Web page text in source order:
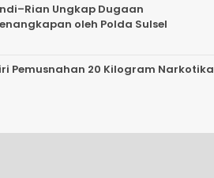
Ungkap Dugaan
oleh Polda Sulsel
Pemusnahan 20 Kilogram Narkotika